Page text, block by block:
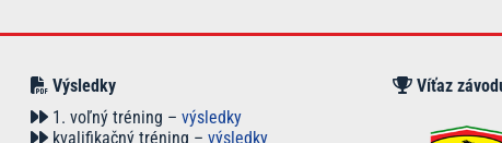
Výsledky
1. voľný tréning – výsledky
kvalifikačný tréning – výsledky
Víťaz